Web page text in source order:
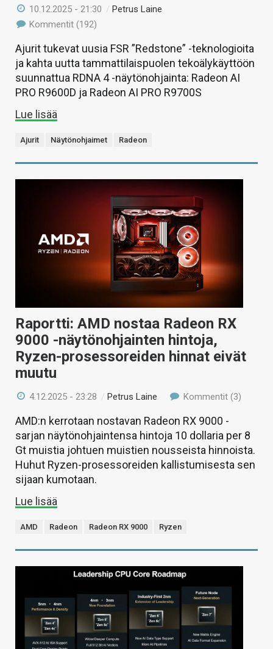
10.12.2025 - 21:30 / Petrus Laine
Kommentit (192)
Ajurit tukevat uusia FSR ”Redstone” -teknologioita
ja kahta uutta tammattilaispuolen tekoälykäyttöön
suunnattua RDNA 4 -näytönohjainta: Radeon AI
PRO R9600D ja Radeon AI PRO R9700S
Lue lisää
Ajurit Näytönohjaimet Radeon
Raportti: AMD nostaa Radeon RX
9000 -näytönohjainten hintoja,
Ryzen-prosessoreiden hinnat eivät
muutu
4.12.2025 - 23:28 /Petrus Laine Kommentit (3)
AMD:n kerrotaan nostavan Radeon RX 9000 -
sarjan näytönohjaintensa hintoja 10 dollaria per 8
Gt muistia johtuen muistien nousseista hinnoista.
Huhut Ryzen-prosessoreiden kallistumisesta sen
sijaan kumotaan.
Lue lisää
AMD Radeon Radeon RX 9000 Ryzen